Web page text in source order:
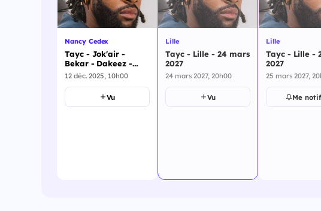
Nancy Cedex
Tayc - Jok'air -
Bekar - Dakeez -
Nancy Cedex - 1
juillet 2026
12 déc. 2025, 10h00
Vu
Lille
Tayc - Lille - 24 mars
2027
24 mars 2027, 20h00
Vu
Lille
Tayc - Lille -
2027
25 mars 2027,
Me